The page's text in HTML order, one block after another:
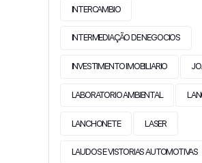
INTERCAMBIO
INTERMEDIAÇÃO DE NEGOCIOS
INVESTIMENTO IMOBILIARIO
LABORATORIO AMBIENTAL
LANCHONETE LASER
LAUDOS E VISTORIAS AUTOMOTIVAS